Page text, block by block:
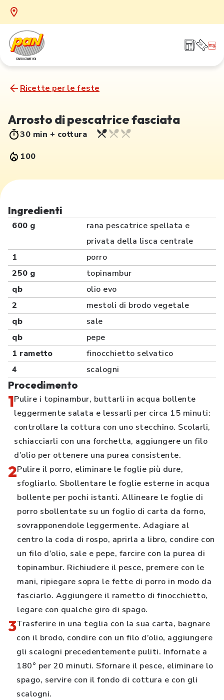
Ricette per le feste
Arrosto di pescatrice fasciata
30 min + cottura
100
Ingredienti
600 g
rana pescatrice spellata e
privata della lisca centrale
1
porro
250 g
topinambur
qb
olio evo
2
mestoli di brodo vegetale
qb
sale
qb
pepe
1 rametto
finocchietto selvatico
4
scalogni
Procedimento
1Pulire i topinambur, buttarli in acqua bollente
leggermente salata e lessarli per circa 15 minuti:
controllare la cottura con uno stecchino. Scolarli,
schiacciarli con una forchetta, aggiungere un filo
d’olio per ottenere una purea consistente.
2Pulire il porro, eliminare le foglie più dure,
sfogliarlo. Sbollentare le foglie esterne in acqua
bollente per pochi istanti. Allineare le foglie di
porro sbollentate su un foglio di carta da forno,
sovrapponendole leggermente. Adagiare al
centro la coda di rospo, aprirla a libro, condire con
un filo d’olio, sale e pepe, farcire con la purea di
topinambur. Richiudere il pesce, premere con le
mani, ripiegare sopra le fette di porro in modo da
fasciarlo. Aggiungere il rametto di finocchietto,
legare con qualche giro di spago.
3Trasferire in una teglia con la sua carta, bagnare
con il brodo, condire con un filo d’olio, aggiungere
gli scalogni precedentemente puliti. Infornate a
180° per 20 minuti. Sfornare il pesce, eliminare lo
spago, servire con il fondo di cottura e con gli
scalogni.